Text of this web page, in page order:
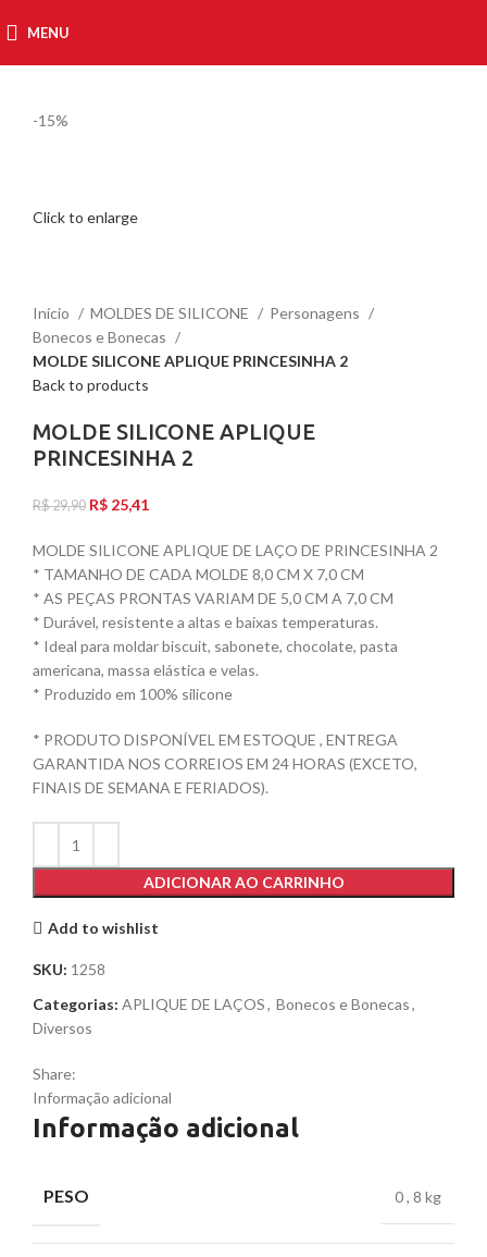
MENU
-15%
Click to enlarge
Início MOLDES DE SILICONE
Personagens
Bonecos e Bonecas
MOLDE SILICONE APLIQUE PRINCESINHA 2
Back to products
MOLDE SILICONE APLIQUE
PRINCESINHA 2
R$29,90 R$ 25,41
MOLDE SILICONE APLIQUE DE LAÇO DE PRINCESINHA 2
* TAMANHO DE CADA MOLDE 8,0 CM X 7,0 CM
* AS PEÇAS PRONTAS VARIAM DE 5,0 CM A 7,0 CM
* Durável, resistente a altas e baixas temperaturas.
* Ideal para moldar biscuit, sabonete, chocolate, pasta
americana, massa elástica e velas.
* Produzido em 100% silicone
* PRODUTO DISPONÍVEL EM ESTOQUE , ENTREGA
GARANTIDA NOS CORREIOS EM 24 HORAS (EXCETO,
FINAIS DE SEMANA E FERIADOS).
ADICIONAR AO CARRINHO
Add to wishlist
SKU: 1258
Categorias: APLIQUE DE LAÇOS, Bonecos e Bonecas,
Diversos
Share:
Informação adicional
Informação adicional
PESO 0, 8 kg